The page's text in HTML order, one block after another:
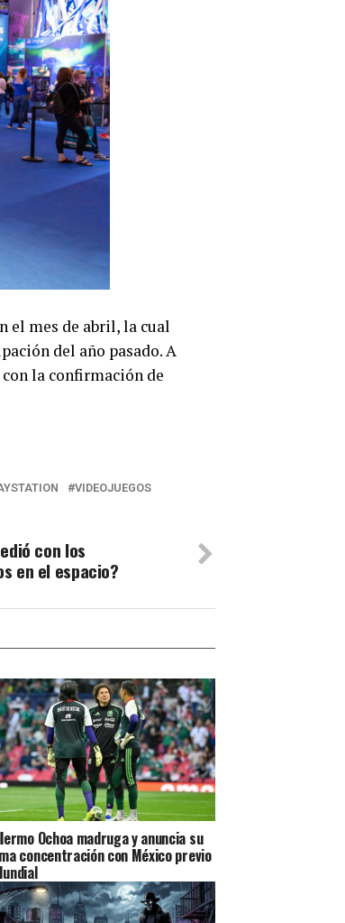
el mes de abril, la cual
del año pasado. A
la confirmación de
VIDEOJUEGOS
con los
en el espacio?
Ochoa madruga y anuncia su
concentración con México previo